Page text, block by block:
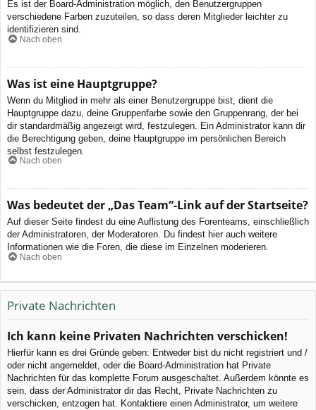
Es ist der Board-Administration möglich, den Benutzergruppen
verschiedene Farben zuzuteilen, so dass deren Mitglieder leichter zu
identifizieren sind.
Nach oben
Was ist eine Hauptgruppe?
Wenn du Mitglied in mehr als einer Benutzergruppe bist, dient die
Hauptgruppe dazu, deine Gruppenfarbe sowie den Gruppenrang, der bei
dir standardmäßig angezeigt wird, festzulegen. Ein Administrator kann dir
die Berechtigung geben, deine Hauptgruppe im persönlichen Bereich
selbst festzulegen.
Nach oben
Was bedeutet der „Das Team“-Link auf der Startseite?
Auf dieser Seite findest du eine Auflistung des Forenteams, einschließlich
der Administratoren, der Moderatoren. Du findest hier auch weitere
Informationen wie die Foren, die diese im Einzelnen moderieren.
Nach oben
Private Nachrichten
Ich kann keine Privaten Nachrichten verschicken!
Hierfür kann es drei Gründe geben: Entweder bist du nicht registriert und /
oder nicht angemeldet, oder die Board-Administration hat Private
Nachrichten für das komplette Forum ausgeschaltet. Außerdem könnte es
sein, dass der Administrator dir das Recht, Private Nachrichten zu
verschicken, entzogen hat. Kontaktiere einen Administrator, um weitere